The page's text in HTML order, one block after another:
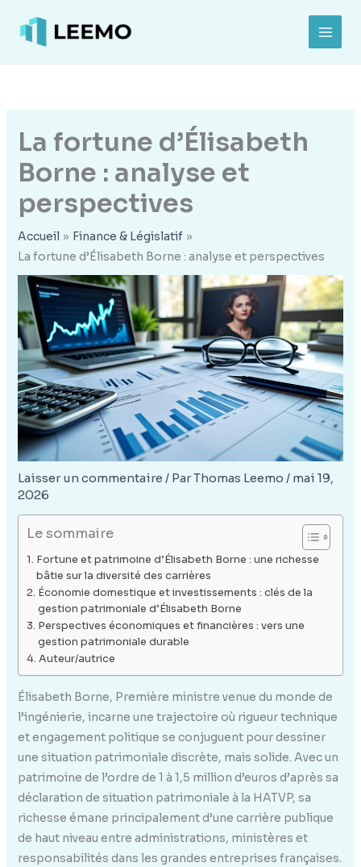
contenu
La fortune d’Élisabeth
Borne : analyse et
perspectives
Accueil
Finance & Législatif
La fortune d’Élisabeth Borne : analyse et perspectives
Laisser un commentaire / ParThomas Leemo / mai 19,
2026
Le sommaire
Fortune et patrimoine d’Élisabeth Borne : une richesse
bâtie sur la diversité des carrières
Économie domestique et investissements : clés de la
gestion patrimoniale d’Élisabeth Borne
Perspectives économiques et financières : vers une
gestion patrimoniale durable
Auteur/autrice
Élisabeth Borne, Première ministre venue du monde de
l’ingénierie, incarne une trajectoire où rigueur technique
et engagement politique se conjuguent pour dessiner
une situation patrimoniale discrète, mais solide. Avec un
patrimoine de l’ordre de 1 à 1,5 million d’euros d’après sa
déclaration de situation patrimoniale à la HATVP, sa
richesse émane principalement d’une carrière publique
de haut niveau entre administrations, ministères et
responsabilités dans les grandes entreprises françaises.